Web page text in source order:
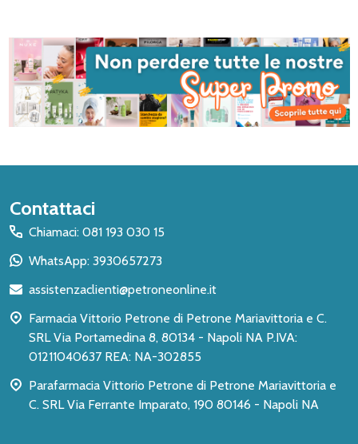
Inizio
del
piè
pagina
Contattaci
Chiamaci: 081 193 030 15
WhatsApp: 3930657273
assistenzaclienti@petroneonline.it
Farmacia Vittorio Petrone di Petrone Mariavittoria e C.
SRL Via Portamedina 8, 80134 - Napoli NA P.IVA:
01211040637 REA: NA-302855
Parafarmacia Vittorio Petrone di Petrone Mariavittoria e
C. SRL Via Ferrante Imparato, 190 80146 - Napoli NA